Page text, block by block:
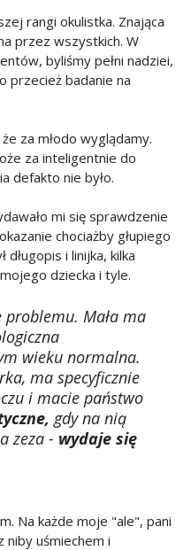
rangi okulistka. Znająca
przez wszystkich. W
byliśmy pełni nadziei,
przecież badanie na
za młodo wyglądamy.
za inteligentnie do
defakto nie było.
mi się sprawdzenie
chociażby głupiego
długopis i linijka, kilka
dziecka i tyle.
Mała ma
wieku normalna.
ma specyficznie
i macie państwo
gdy na nią
zeza - wydaje się
Na każde moje "ale", pani
niby uśmiechem i